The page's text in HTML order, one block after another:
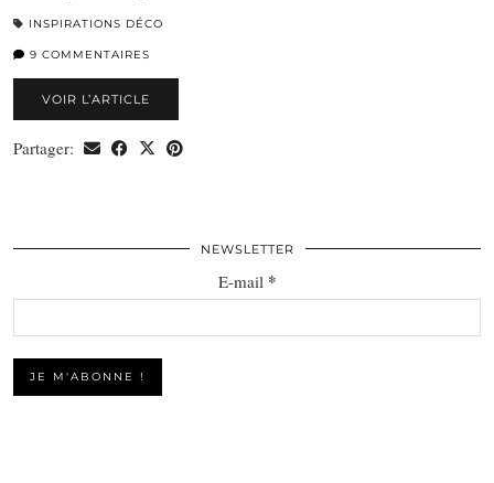
INSPIRATIONS DÉCO
9 COMMENTAIRES
VOIR L’ARTICLE
Partager:
NEWSLETTER
E-mail *